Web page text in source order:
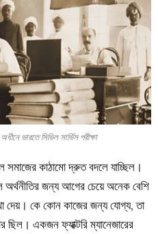
ভারতে সিভিল সার্ভিস পরীক্ষা
কাঠামো দ্রুত বদলে যাচ্ছিল।
জন্য আগের চেয়ে অনেক বেশি
দেয়। কে কোন কাজের জন্য যোগ্য, তা
ছিল। একজন ফ্যাক্টরি ম্যানেজারের